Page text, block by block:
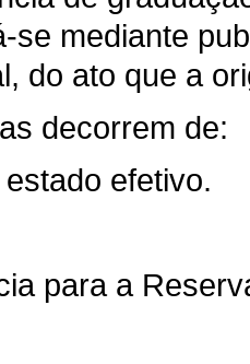
se mediante
do ato que a
decorrem de:
efetivo.
para a